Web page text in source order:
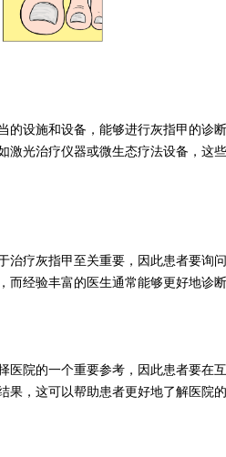
设施和设备，能够进行灰指甲的诊
激光治疗仪器或微生态疗法设备，这
疗灰指甲至关重要，因此患者要询问
经验丰富的医生通常能够更好地诊断
院的一个重要参考，因此患者要在
果，这可以帮助患者更好地了解医院